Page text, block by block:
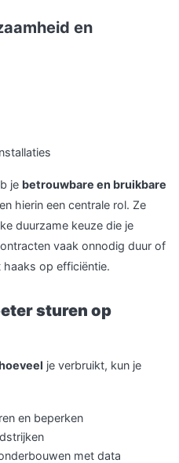
en
je betrouwbare en bruikbare
hierin een centrale rol. Ze
duurzame keuze die je
vaak onnodig duur of
op efficiëntie.
sturen op
je verbruikt, kun je
en beperken
met data